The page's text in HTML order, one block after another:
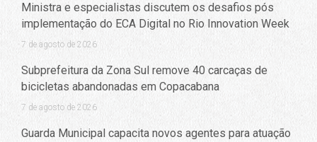
Ministra e especialistas discutem os desafios pós
implementação do ECA Digital no Rio Innovation Week
7 de agosto de 2026
Subprefeitura da Zona Sul remove 40 carcaças de
bicicletas abandonadas em Copacabana
7 de agosto de 2026
Guarda Municipal capacita novos agentes para atuação